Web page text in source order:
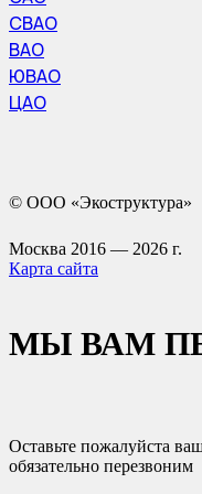
СВАО
ВАО
ЮВАО
ЦАО
© ООО «Экоструктура»
Москва 2016 — 2026 г.
Карта сайта
МЫ ВАМ
Оставьте пожалуйста
обязательно перезвоним